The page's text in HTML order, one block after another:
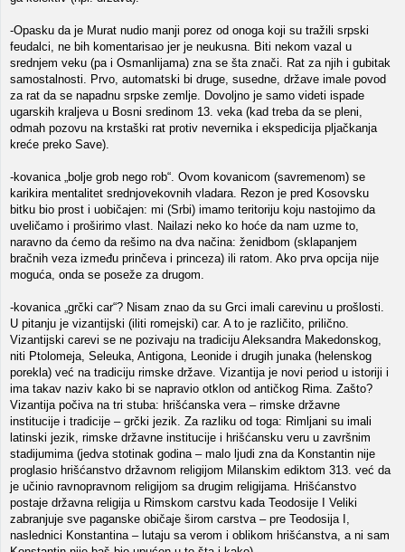
-Opasku da je Murat nudio manji porez od onoga koji su tražili srpski
feudalci, ne bih komentarisao jer je neukusna. Biti nekom vazal u
srednjem veku (pa i Osmanlijama) zna se šta znači. Rat za njih i gubitak
samostalnosti. Prvo, automatski bi druge, susedne, države imale povod
za rat da se napadnu srpske zemlje. Dovoljno je samo videti ispade
ugarskih kraljeva u Bosni sredinom 13. veka (kad treba da se pleni,
odmah pozovu na krstaški rat protiv nevernika i ekspedicija pljačkanja
kreće preko Save).
-kovanica „bolje grob nego rob“. Ovom kovanicom (savremenom) se
karikira mentalitet srednjovekovnih vladara. Rezon je pred Kosovsku
bitku bio prost i uobičajen: mi (Srbi) imamo teritoriju koju nastojimo da
uveličamo i proširimo vlast. Nailazi neko ko hoće da nam uzme to,
naravno da ćemo da rešimo na dva načina: ženidbom (sklapanjem
bračnih veza između prinčeva i princeza) ili ratom. Ako prva opcija nije
moguća, onda se poseže za drugom.
-kovanica „grčki car“? Nisam znao da su Grci imali carevinu u prošlosti.
U pitanju je vizantijski (iliti romejski) car. A to je različito, prilično.
Vizantijski carevi se ne pozivaju na tradiciju Aleksandra Makedonskog,
niti Ptolomeja, Seleuka, Antigona, Leonide i drugih junaka (helenskog
porekla) već na tradiciju rimske države. Vizantija je novi period u istoriji i
ima takav naziv kako bi se napravio otklon od antičkog Rima. Zašto?
Vizantija počiva na tri stuba: hrišćanska vera – rimske državne
institucije i tradicije – grčki jezik. Za razliku od toga: Rimljani su imali
latinski jezik, rimske državne institucije i hrišćansku veru u završnim
stadijumima (jedva stotinak godina – malo ljudi zna da Konstantin nije
proglasio hrišćanstvo državnom religijom Milanskim ediktom 313. već da
je učinio ravnopravnom religijom sa drugim religijama. Hrišćanstvo
postaje državna religija u Rimskom carstvu kada Teodosije I Veliki
zabranjuje sve paganske običaje širom carstva – pre Teodosija I,
naslednici Konstantina – lutaju sa verom i oblikom hrišćanstva, a ni sam